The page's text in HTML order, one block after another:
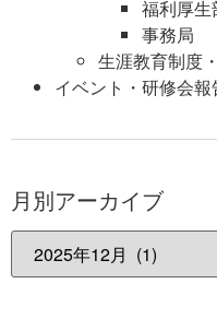
福利厚生
事務局
生涯教育制度
イベント・研修会報
月別アーカイブ